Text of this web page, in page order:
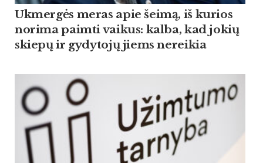
Ukmergės meras apie šeimą, iš kurios
norima paimti vaikus: kalba, kad jokių
skiepų ir gydytojų jiems nereikia